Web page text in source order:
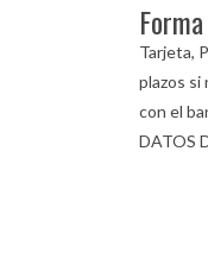
Tarjeta,
plazos si
con el
DATOS